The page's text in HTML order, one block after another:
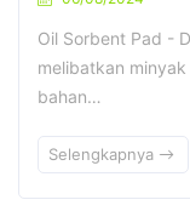
Oil Sorbent Pad -
melibatkan
bahan…
Selengkapnya